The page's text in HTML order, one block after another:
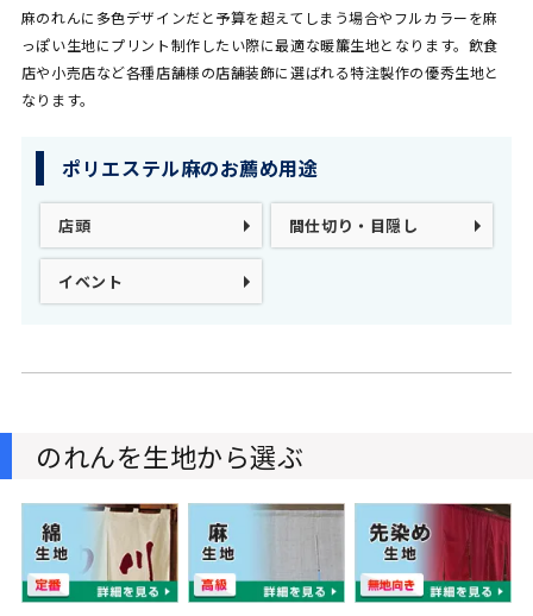
麻のれんに多色デザインだと予算を超えてしまう場合やフルカラーを麻
っぽい生地にプリント制作したい際に最適な暖簾生地となります。飲食
店や小売店など各種店舗様の店舗装飾に選ばれる特注製作の優秀生地と
なります。
ポリエステル麻のお薦め用途
店頭 間仕切り・目隠し
イベント
のれんを生地から選ぶ